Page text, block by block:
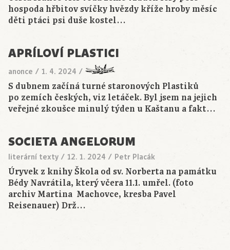
hospoda hřbitov svíčky hvězdy kříže hroby měsíc
děti ptáci psi duše kostel…
APRÍLOVÍ PLASTICI
anonce / 1. 4. 2024 /
S dubnem začíná turné staronových Plastiků
po zemích českých, viz letáček. Byl jsem na jejich
veřejné zkoušce minulý týden u Kaštanu a fakt…
SOCIETA ANGELORUM
literární texty / 12. 1. 2024 / Petr Placák
Úryvek z knihy Škola od sv. Norberta na památku
Bédy Navrátila, který včera 11.1. umřel. (foto
archiv Martina Machovce, kresba Pavel
Reisenauer) Drž…